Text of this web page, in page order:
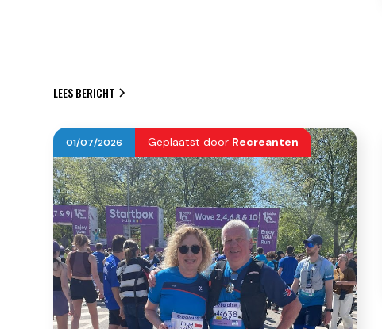
LEES BERICHT
01/07/2026 Geplaatst door Recreanten